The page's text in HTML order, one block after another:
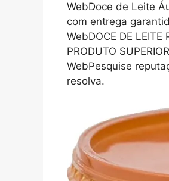
WebDoce de Leite
com entrega
WebDOCE DE LEITE
PRODUTO
WebPesquise
resolva.